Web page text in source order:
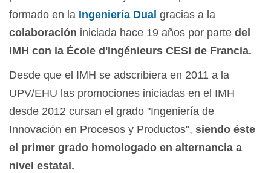
formado en la Ingeniería Dual gracias a la
colaboración iniciada hace 19 años por parte del
IMH con la École d'Ingénieurs CESI de Francia.
Desde que el IMH se adscribiera en 2011 a la
UPV/EHU las promociones iniciadas en el IMH
desde 2012 cursan el grado "Ingeniería de
Innovación en Procesos y Productos", siendo éste
el primer grado homologado en alternancia a
nivel estatal.